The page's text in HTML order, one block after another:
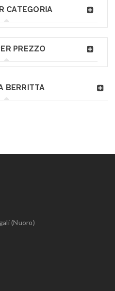
CATEGORIA
PREZZO
BERRITTA
(Nuoro)